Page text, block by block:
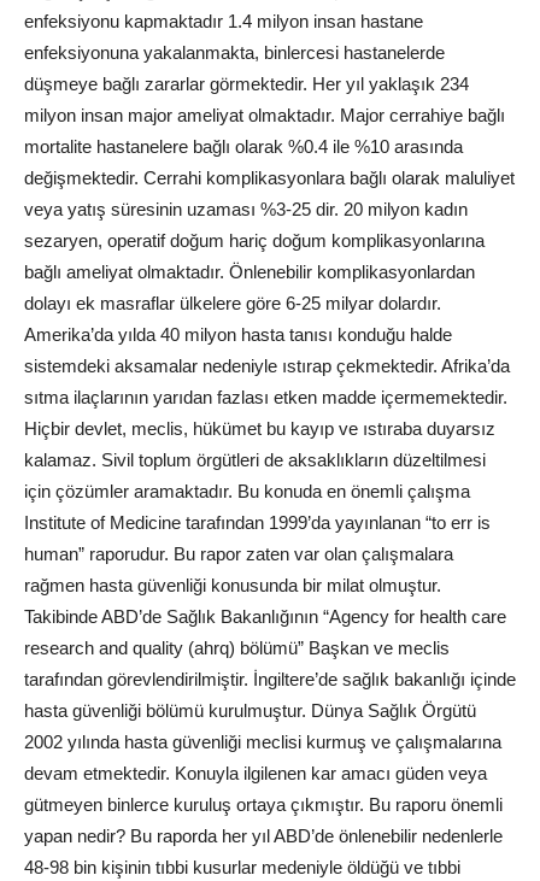
enfeksiyonu kapmaktadır 1.4 milyon insan hastane
enfeksiyonuna yakalanmakta, binlercesi hastanelerde
düşmeye bağlı zararlar görmektedir. Her yıl yaklaşık 234
milyon insan major ameliyat olmaktadır. Major cerrahiye bağlı
mortalite hastanelere bağlı olarak %0.4 ile %10 arasında
değişmektedir. Cerrahi komplikasyonlara bağlı olarak maluliyet
veya yatış süresinin uzaması %3-25 dir. 20 milyon kadın
sezaryen, operatif doğum hariç doğum komplikasyonlarına
bağlı ameliyat olmaktadır. Önlenebilir komplikasyonlardan
dolayı ek masraflar ülkelere göre 6-25 milyar dolardır.
Amerika’da yılda 40 milyon hasta tanısı konduğu halde
sistemdeki aksamalar nedeniyle ıstırap çekmektedir. Afrika’da
sıtma ilaçlarının yarıdan fazlası etken madde içermemektedir.
Hiçbir devlet, meclis, hükümet bu kayıp ve ıstıraba duyarsız
kalamaz. Sivil toplum örgütleri de aksaklıkların düzeltilmesi
için çözümler aramaktadır. Bu konuda en önemli çalışma
Institute of Medicine tarafından 1999’da yayınlanan “to err is
human” raporudur. Bu rapor zaten var olan çalışmalara
rağmen hasta güvenliği konusunda bir milat olmuştur.
Takibinde ABD’de Sağlık Bakanlığının “Agency for health care
research and quality (ahrq) bölümü” Başkan ve meclis
tarafından görevlendirilmiştir. İngiltere’de sağlık bakanlığı içinde
hasta güvenliği bölümü kurulmuştur. Dünya Sağlık Örgütü
2002 yılında hasta güvenliği meclisi kurmuş ve çalışmalarına
devam etmektedir. Konuyla ilgilenen kar amacı güden veya
gütmeyen binlerce kuruluş ortaya çıkmıştır. Bu raporu önemli
yapan nedir? Bu raporda her yıl ABD’de önlenebilir nedenlerle
48-98 bin kişinin tıbbi kusurlar medeniyle öldüğü ve tıbbi